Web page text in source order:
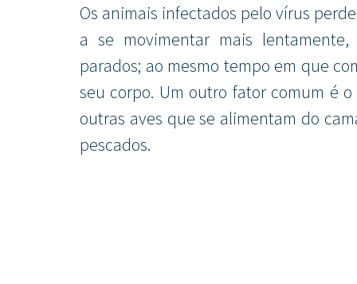
Os animais infectados pelo vírus
a se movimentar mais
parados; ao mesmo tempo em que
seu corpo. Um outro fator comum é
outras aves que se alimentam do
pescados.